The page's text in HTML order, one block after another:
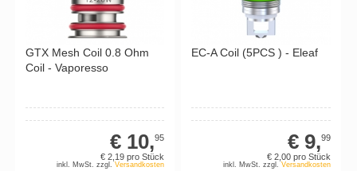
GTX Mesh Coil 0.8 Ohm
Coil - Vaporesso
€ 10,95
€ 2,19 pro Stück
inkl. MwSt. zzgl.Versandkosten
EC-A Coil (5PCS ) - Eleaf
€ 9,99
€ 2,00 pro Stück
inkl. MwSt. zzgl. Versandkosten